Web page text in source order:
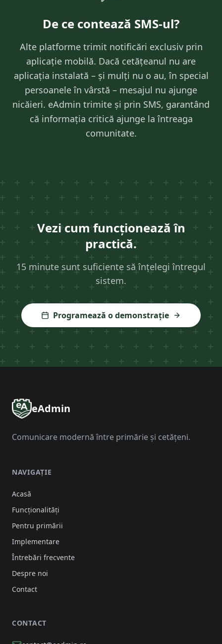
De ce contează SMS-ul?
Alte platforme trimit notificări exclusiv prin
aplicație mobilă. Dacă cetățeanul nu are
aplicația instalată – și mulți nu o au, în special
persoanele în vârstă – mesajul nu ajunge
nicăieri. eAdmin trimite și prin SMS, garantând
că informația critică ajunge la întreaga
comunitate.
Vezi cum funcționează în
practică.
15 minute sunt suficiente să înțelegi întregul
sistem.
Programează o demonstrație
eAdmin
Comunicare modernă între primărie și cetățeni.
NAVIGAȚIE
Acasă
Funcționalități
Pentru primării
Implementare
Întrebări frecvente
Despre noi
Contact
CONTACT